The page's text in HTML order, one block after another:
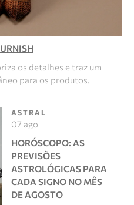
os detalhes e traz um
para os produtos.
ASTRAL
07 ago
HORÓSCOPO: AS
PREVISÕES
ASTROLÓGICAS PARA
CADA SIGNO NO MÊS
DE AGOSTO